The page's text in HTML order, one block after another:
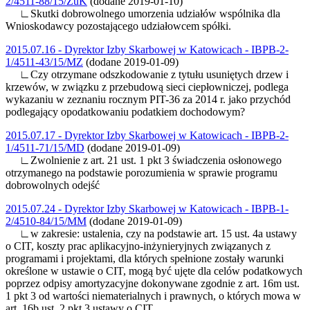
∟Skutki dobrowolnego umorzenia udziałów wspólnika dla
Wnioskodawcy pozostającego udziałowcem spółki.
2015.07.16 - Dyrektor Izby Skarbowej w Katowicach - IBPB-2-
1/4511-43/15/MZ (dodane 2019-01-09)
∟Czy otrzymane odszkodowanie z tytułu usuniętych drzew i
krzewów, w związku z przebudową sieci ciepłowniczej, podlega
wykazaniu w zeznaniu rocznym PIT-36 za 2014 r. jako przychód
podlegający opodatkowaniu podatkiem dochodowym?
2015.07.17 - Dyrektor Izby Skarbowej w Katowicach - IBPB-2-
1/4511-71/15/MD (dodane 2019-01-09)
∟Zwolnienie z art. 21 ust. 1 pkt 3 świadczenia osłonowego
otrzymanego na podstawie porozumienia w sprawie programu
dobrowolnych odejść
2015.07.24 - Dyrektor Izby Skarbowej w Katowicach - IBPB-1-
2/4510-84/15/MM (dodane 2019-01-09)
∟w zakresie: ustalenia, czy na podstawie art. 15 ust. 4a ustawy
o CIT, koszty prac aplikacyjno-inżynieryjnych związanych z
programami i projektami, dla których spełnione zostały warunki
określone w ustawie o CIT, mogą być ujęte dla celów podatkowych
poprzez odpisy amortyzacyjne dokonywane zgodnie z art. 16m ust.
1 pkt 3 od wartości niematerialnych i prawnych, o których mowa w